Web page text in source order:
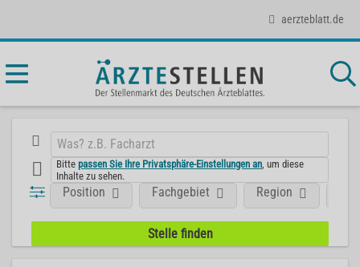
aerzteblatt.de
Bittepassen Sie Ihre Privatsphäre-Einstellungen an , um diese
Inhalte zu sehen.
Position Fachgebiet Region